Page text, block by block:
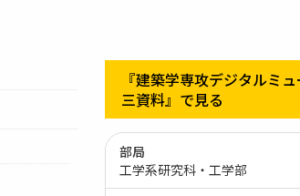
『建築学専攻デジタルミ
三資料』で見る
部局
工学系研究科・工学部